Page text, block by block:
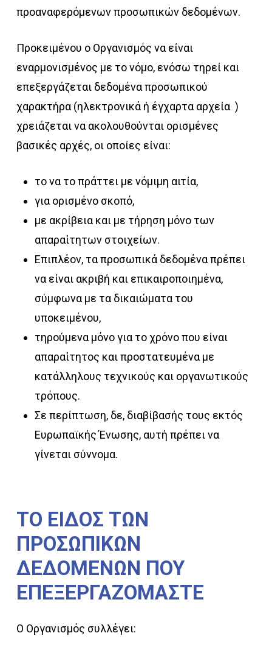
προαναφερόμενων προσωπικών δεδομένων.
Προκειμένου ο Οργανισμός να είναι
εναρμονισμένος με το νόμο, ενόσω τηρεί και
επεξεργάζεται δεδομένα προσωπικού
χαρακτήρα (ηλεκτρονικά ή έγχαρτα αρχεία )
χρειάζεται να ακολουθούνται ορισμένες
βασικές αρχές, οι οποίες είναι:
το να το πράττει με νόμιμη αιτία,
για ορισμένο σκοπό,
με ακρίβεια και με τήρηση μόνο των
απαραίτητων στοιχείων.
Επιπλέον, τα προσωπικά δεδομένα πρέπει
να είναι ακριβή και επικαιροποιημένα,
σύμφωνα με τα δικαιώματα του
υποκειμένου,
τηρούμενα μόνο για το χρόνο που είναι
απαραίτητος και προστατευμένα με
κατάλληλους τεχνικούς και οργανωτικούς
τρόπους.
Σε περίπτωση, δε, διαβίβασής τους εκτός
Ευρωπαϊκής Ένωσης, αυτή πρέπει να
γίνεται σύννομα.
ΤΟ ΕΙΔΟΣ ΤΩΝ
ΠΡΟΣΩΠΙΚΩΝ
ΔΕΔΟΜΕΝΩΝ ΠΟΥ
ΕΠΕΞΕΡΓΑΖΟΜΑΣΤΕ
Ο Οργανισμός συλλέγει: